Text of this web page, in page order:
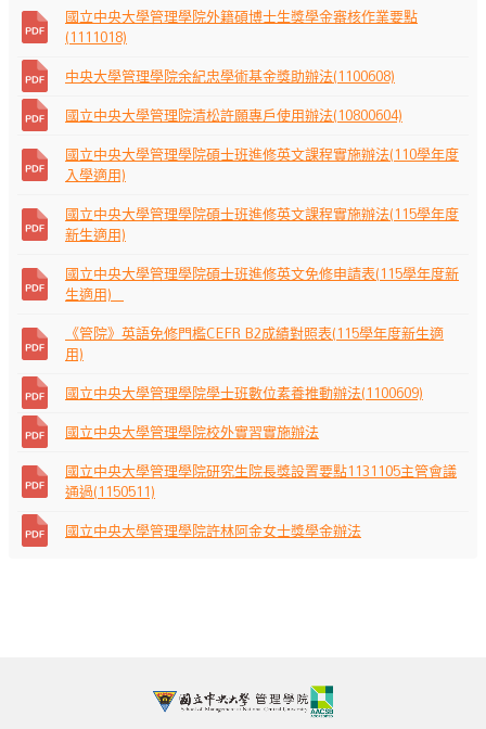
國立中央大學管理學院外籍碩博士生獎學金審核作業要點
(1111018)
中央大學管理學院余紀忠學術基金獎助辦法(1100608)
國立中央大學管理院清松許願專戶使用辦法(10800604)
國立中央大學管理學院碩士班進修英文課程實施辦法(110學年度
入學適用)
國立中央大學管理學院碩士班進修英文課程實施辦法(115學年度
新生適用)
國立中央大學管理學院碩士班進修英文免修申請表(115學年度新
生適用) _
《管院》英語免修門檻CEFR B2成績對照表(115學年度新生適
用)
國立中央大學管理學院學士班數位素養推動辦法(1100609)
國立中央大學管理學院校外實習實施辦法
國立中央大學管理學院研究生院長獎設置要點1131105主管會議
通過(1150511)
國立中央大學管理學院許林阿金女士獎學金辦法